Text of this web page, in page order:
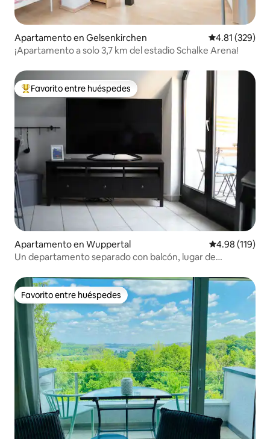
Apartamento en Gelsenkirchen Calificación
4.81 (329)
¡Apartamento a solo 3,7 km del estadio Schalke Arena!
Favorito entre huéspedes preferido
Favorito entre huéspedes
Apartamento en Wuppertal Calificación
4.98 (119)
Un departamento separado con balcón, lugar de
Favorito entre huéspedes
Favorito entre huéspedes